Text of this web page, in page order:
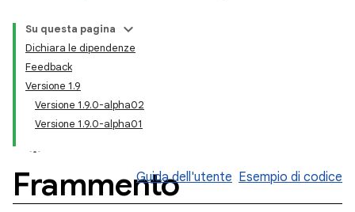
Su questa pagina
Dichiara le dipendenze
Feedback
Versione 1.9
Versione 1.9.0-alpha02
Versione 1.9.0-alpha01
FrammentoGuida dell'utente Esempio di codice